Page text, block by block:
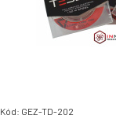
Kód: GEZ-TD-202